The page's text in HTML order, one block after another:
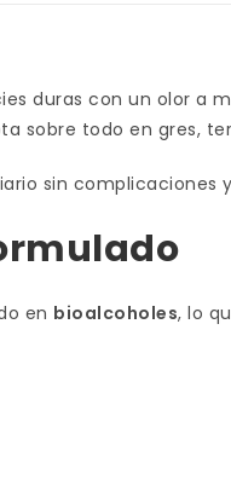
duras con un olor
sobre todo en gres,
sin complicaciones
en bioalcoholes, lo